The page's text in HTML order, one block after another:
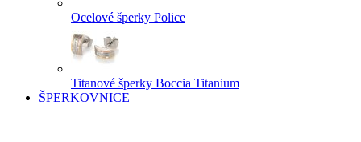
Ocelové šperky Police
Titanové šperky Boccia Titanium
ŠPERKOVNICE